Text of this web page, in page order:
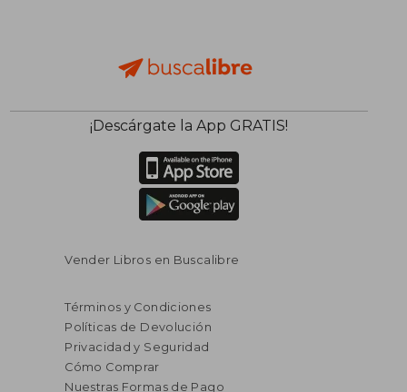
¡Descárgate la App GRATIS!
Vender Libros en Buscalibre
Términos y Condiciones
Políticas de Devolución
Privacidad y Seguridad
Cómo Comprar
Nuestras Formas de Pago